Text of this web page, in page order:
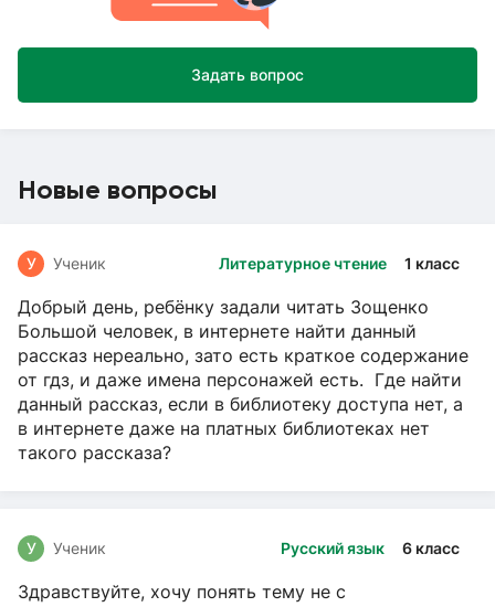
Задать вопрос
Новые вопросы
Литературное чтение 1 класс
У Ученик
Добрый день, ребёнку задали читать Зощенко
Большой человек, в интернете найти данный
рассказ нереально, зато есть краткое содержание
от гдз, и даже имена персонажей есть. Где найти
данный рассказ, если в библиотеку доступа нет, а
в интернете даже на платных библиотеках нет
такого рассказа?
Русский язык 6 класс
У Ученик
Здравствуйте, хочу понять тему не с